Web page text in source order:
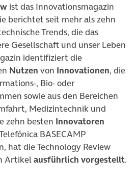
ist das Innovationsmagazin
berichtet seit mehr als zehn
Trends, die das
Gesellschaft und unser Leben
identifiziert die
Nutzen von Innovationen, die
, Bio- oder
sowie aus den Bereichen
Medizintechnik und
zehn besten Innovatoren
BASECAMP
hat die Technology Review
Artikelausführlich vorgestellt.